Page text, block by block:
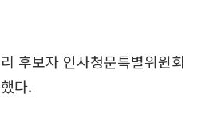
후보자 인사청문특별위원회
다.